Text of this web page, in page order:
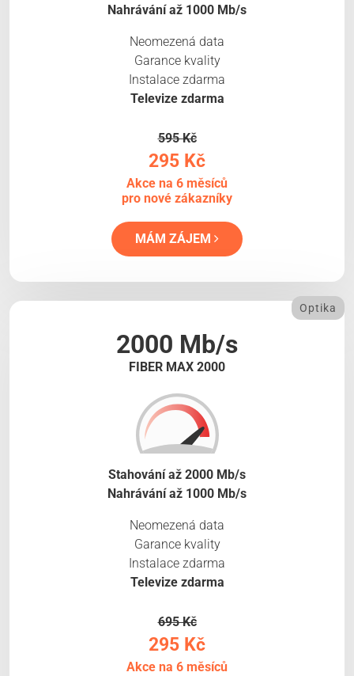
Nahrávání až 1000 Mb/s
Neomezená data
Garance kvality
Instalace zdarma
Televize zdarma
595 Kč
295 Kč
Akce na 6 měsíců
pro nové zákazníky
MÁM ZÁJEM
2000 Mb/s
FIBER MAX 2000
Optika
Stahování až 2000 Mb/s
Nahrávání až 1000 Mb/s
Neomezená data
Garance kvality
Instalace zdarma
Televize zdarma
695 Kč
295 Kč
Akce na 6 měsíců